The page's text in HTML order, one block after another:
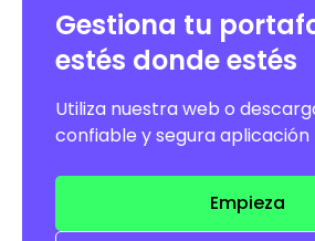
Gestiona tu
estés donde estés
Utiliza nuestra web o
confiable y segura aplicación
Empieza